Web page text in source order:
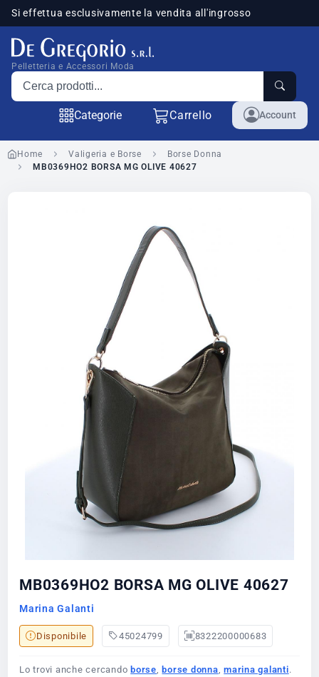
Si effettua esclusivamente la vendita all'ingrosso
Pelletteria e Accessori Moda
Cerca prodotti
Categorie Carrello Account
Home Valigeria e Borse
Borse Donna
MB0369HO2 BORSA MG OLIVE 40627
MB0369HO2 BORSA MG OLIVE 40627
Marina Galanti
Disponibile 45024799 8322200000683
Lo trovi anche cercando borse, borse donna,marina galanti.